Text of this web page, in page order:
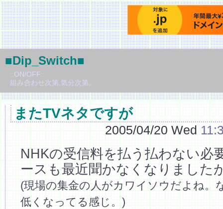
■Dip_Switch■
::ON/OFF::
組み合わせ次第,気分次第。
またTVネタですが
2005/04/20 Wed
NHKの受信料を払う払わない必
ースも最近聞かなくなりました
(現場の集金の人がカワイソウだよね。
低くなってる感じ。)